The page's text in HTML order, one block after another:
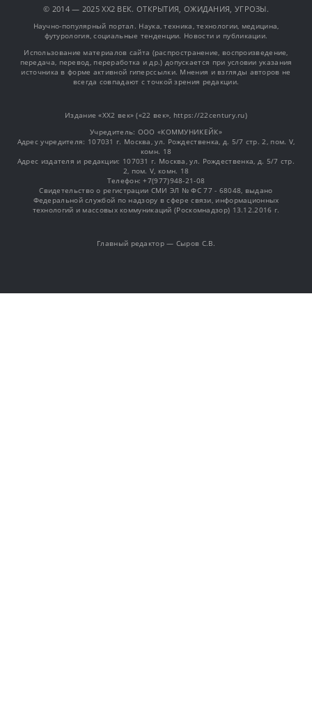
© 2014 — 2025 XX2 ВЕК. ОТКРЫТИЯ, ОЖИДАНИЯ, УГРОЗЫ.
Научно-популярный портал. Наука, техника, технологии, медицина,
футурология, социальные тенденции. Новости и публикации.
Использование материалов сайта (распространение, воспроизведение,
передача, перевод, переработка и др.) допускается при условии указания
источника в форме активной гиперссылки. Мнения и взгляды авторов не
всегда совпадают с точкой зрения редакции.
Издание «XX2 век» («22 век», https://22century.ru)
Учредитель: OOO «КОММУНИКЕЙК»
Адрес учредителя: 107031 г. Москва, ул. Рождественка, д. 5/7 стр. 2, пом. V,
комн. 18
Адрес издателя и редакции: 107031 г. Москва, ул. Рождественка, д. 5/7 стр.
2, пом. V, комн. 18
Телефон: +7(977)948-21-08
Свидетельство о регистрации СМИ ЭЛ № ФС 77 - 68048, выдано
Федеральной службой по надзору в сфере связи, информационных
технологий и массовых коммуникаций (Роскомнадзор) 13.12.2016 г.
Главный редактор — Сыров С.В.